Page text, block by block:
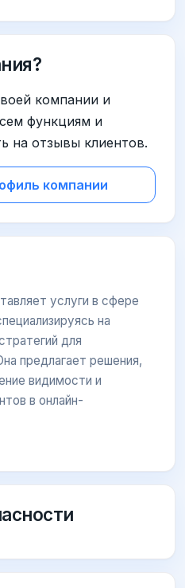
компании и
функциям и
на отзывы клиентов.
компании
услуги в сфере
на
для
предлагает решения,
видимости и
в онлайн-